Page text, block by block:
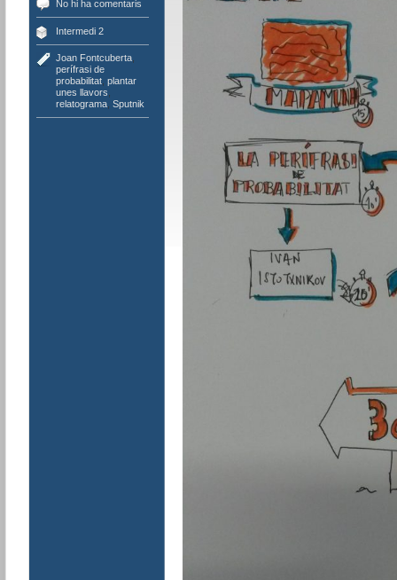
No hi ha comentaris
Intermedi 2
Joan Fontcuberta,
perífrasi de
probabilitat, plantar
unes llavors
relatograma, Sputnik